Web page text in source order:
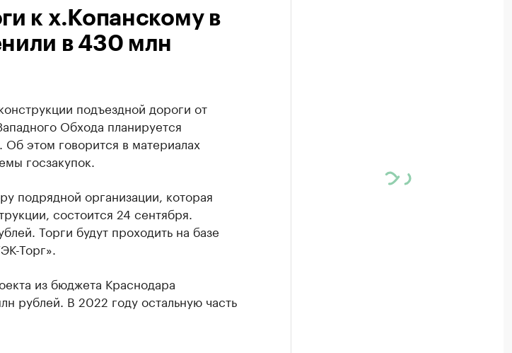
к х.Копанскому в
в 430 млн
подъездной дороги от
Обхода планируется
этом говорится в материалах
госзакупок.
подрядной организации, которая
состоится 24 сентября.
Торги будут проходить на базе
Торг».
из бюджета Краснодара
рублей. В 2022 году остальную часть